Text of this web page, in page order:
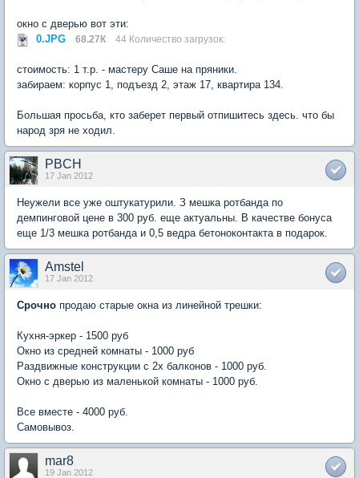
окно с дверью вот эти:
0.JPG
68.27К 44 Количество загрузок:
стоимость: 1 т.р. - мастеру Саше на пряники.
забираем: корпус 1, подъезд 2, этаж 17, квартира 134.
Большая просьба, кто заберет первый отпишитесь здесь. что бы
народ зря не ходил.
PBCH
17 Jan 2012
Неужели все уже оштукатурили. З мешка ротбанда по
демпинговой цене в 300 руб. еще актуальны. В качестве бонуса
еще 1/3 мешка ротбанда и 0,5 ведра бетоноконтакта в подарок.
Amstel
17 Jan 2012
Срочно продаю старые окна из линейной трешки:
Кухня-эркер - 1500 руб
Окно из средней комнаты - 1000 руб
Раздвижные конструкции с 2х балконов - 1000 руб.
Окно с дверью из маленькой комнаты - 1000 руб.
Все вместе - 4000 руб.
Самовывоз.
mar8
19 Jan 2012